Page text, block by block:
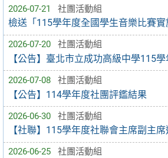
2026-07-21 社團活動組
檢送「115學年度全國學生音樂比賽實
2026-07-20 社團活動組
【公告】臺北市立成功高級中學115
2026-07-08 社團活動組
【公告】114學年度社團評鑑結果
2026-06-30 社團活動組
【社聯】115學年度社聯會主席副主
2026-06-25 社團活動組